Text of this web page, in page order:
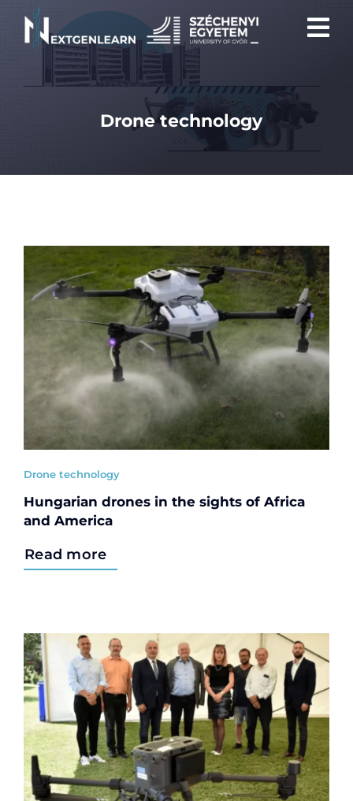
content
Drone technology
Drone technology
Hungarian drones in the sights of Africa
and America
Read more